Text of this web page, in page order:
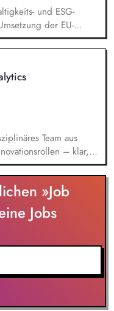
und ESG-
der EU-
bereitest
Beitrag zum
Präsentationen
Einführung einer
(BI) zur
mit.
Team aus
– klar,
Du richtest alle
konsequent an
aus und
Tagesgeschäft. Du
Research-Ergebnisse
in
und CX-
CX-, Journey-
– von der
bis zur Präsentation
»Job
Jobs